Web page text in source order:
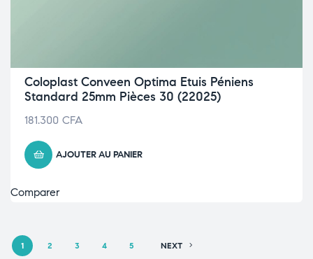
Coloplast Conveen Optima Etuis Péniens
Standard 25mm Pièces 30 (22025)
181.300 CFA
AJOUTER AU PANIER
Comparer
1 2 3 4 5 NEXT